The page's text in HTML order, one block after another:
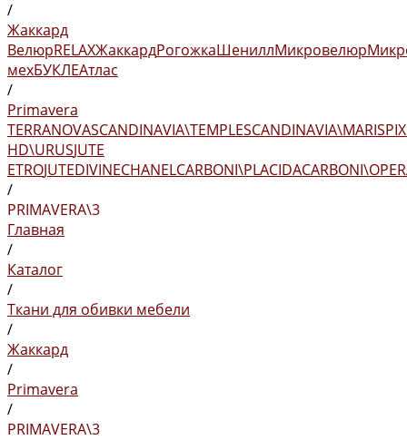
/
Жаккард
ВелюрRELAXЖаккардРогожкаШениллМикровелюр
мехБУКЛЕАтлас
/
Primavera
TERRANOVASCANDINAVIA\TEMPLESCANDINAVIA\MARIS
HD\URUSJUTE
ETROJUTEDIVINECHANELCARBONI\PLACIDA
/
PRIMAVERA\3
Главная
/
Каталог
/
Ткани для обивки мебели
/
Жаккард
/
Primavera
/
PRIMAVERA\3